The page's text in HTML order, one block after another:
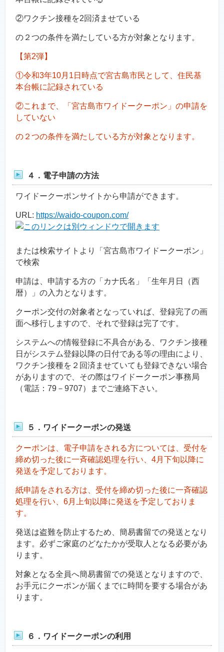
②ワクチン接種を2回済ませている
の２つの条件を満たしている方が対象となります。
【第2弾】
①令和3年10月1日時点で宮古島市民として、住民基
本台帳に記録されている
②これまで、「宮古島市ワイドークーポン」の申請を
していない
の２つの条件を満たしている方が対象となります。
４．電子申請の方法
ワイドークーポンサイトから申請ができます。
URL: https://waido-coupon.com/
または検索サイトより「宮古島市ワイドークーポン」
で検索
申請は、申請する方の「カナ氏名」「生年月日（西
暦）」の入力となります。
クーポン交付の対象者となっていれば、登録完了の画
面へ移行しますので、それで登録は完了です。
システムへの情報登録に不具合がある、ワクチン接種
日がシステム登録以降の日付である等の理由により、
ワクチン接種を２回済ませていても登録できない場合
がありますので、その際はワイドークーポン事務局
（電話：79－9707）までご連絡下さい。
５．ワイドークーポンの発送
クーポンは、電子申請をされる方については、受付を
締め切った後に一斉確認処理を行い、4月下旬以降に
発送を予定しております。
紙申請をされる方は、受付を締め切った後に一斉確認
処理を行い、6月上旬以降に発送を予定しておりま
す。
発送は盗難を防止するため、簡易書留での発送となり
ます。必ずご家庭のどなたかが受取人となる必要があ
ります。
対象となる全員へ簡易書留での発送となりますので、
お手元にクーポンが届くまでに時間を要する場合があ
ります。
６．ワイドークーポンの利用